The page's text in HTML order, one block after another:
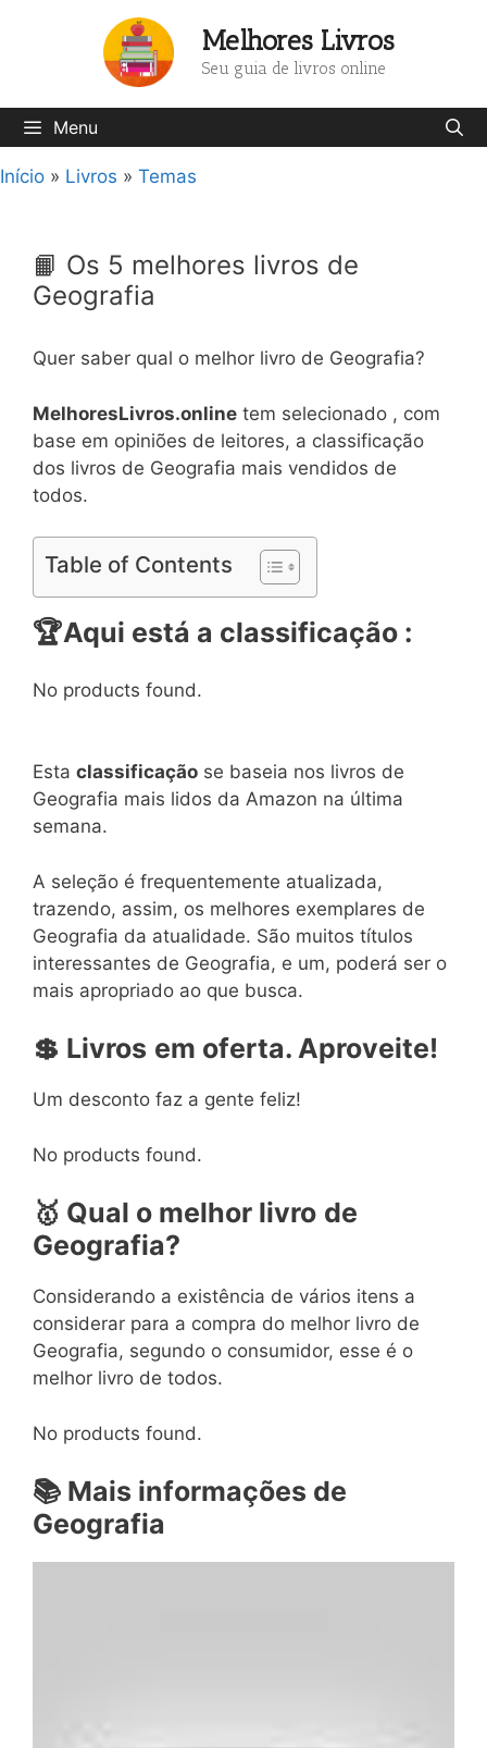
Melhores Livros
Seu guia de livros online
Menu
Início » Livros » Temas
📙 Os 5 melhores livros de
Geografia
Quer saber qual o melhor livro de Geografia?
MelhoresLivros.online tem selecionado , com
base em opiniões de leitores, a classificação
dos livros de Geografia mais vendidos de
todos.
Table of Contents
🏆Aqui está a classificação :
No products found.
Esta classificação se baseia nos livros de
Geografia mais lidos da Amazon na última
semana.
A seleção é frequentemente atualizada,
trazendo, assim, os melhores exemplares de
Geografia da atualidade. São muitos títulos
interessantes de Geografia, e um, poderá ser o
mais apropriado ao que busca.
💲 Livros em oferta. Aproveite!
Um desconto faz a gente feliz!
No products found.
🥇 Qual o melhor livro de
Geografia?
Considerando a existência de vários itens a
considerar para a compra do melhor livro de
Geografia, segundo o consumidor, esse é o
melhor livro de todos.
No products found.
📚 Mais informações de
Geografia